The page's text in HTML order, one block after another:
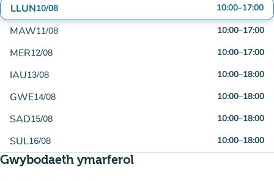
LLUN10/08 10:00–17:00
MAW11/08 10:00–17:00
MER12/08 10:00–17:00
IAU13/08 10:00–18:00
GWE14/08 10:00–18:00
SAD15/08 10:00–18:00
SUL16/08 10:00–18:00
Gwybodaeth ymarferol